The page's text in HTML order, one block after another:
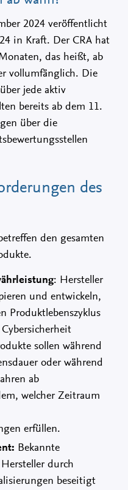
2024 veröffentlicht
in Kraft. Der CRA hat
das heißt, ab
vollumfänglich. Die
jede aktiv
bereits ab dem 11.
über die
des
den gesamten
: Hersteller
und entwickeln,
Produktlebenszyklus
sollen während
oder während
ab
welcher Zeitraum
erfüllen.
Bekannte
durch
beseitigt